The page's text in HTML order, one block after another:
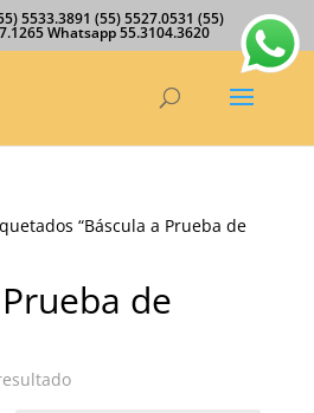
5533.3891 (55) 5527.0531 (55)
Whatsapp 55.3104.3620
“Báscula a Prueba de
de